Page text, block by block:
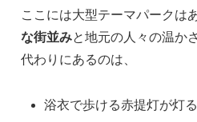
ここには大型テーマパークは
な街並みと地元の人々の温か
代わりにあるのは、
浴衣で歩ける赤提灯が灯